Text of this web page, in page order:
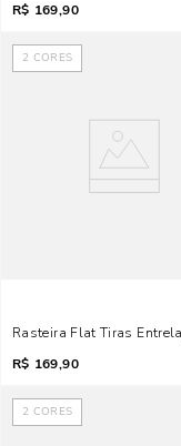
R$ 169,90
2 CORES
Rasteira Flat Tiras
R$ 169,90
2 CORES